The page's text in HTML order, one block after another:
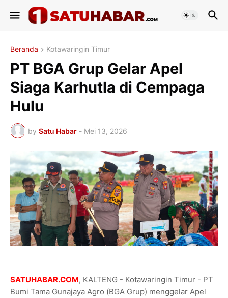
Beranda Kotawaringin Timur
PT BGA Grup Gelar Apel
Siaga Karhutla di Cempaga
Hulu
by Satu Habar - Mei 13, 2026
SATUHABAR.COM, KALTENG - Kotawaringin Timur - PT
Bumi Tama Gunajaya Agro (BGA Grup) menggelar Apel